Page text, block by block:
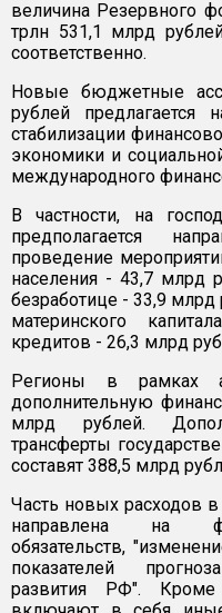
величина Резервного
трлн 531,1 млрд
соответственно.
Новые бюджетные
рублей предлагается
стабилизации
экономики и
международного
В частности, на
предполагается
проведение
населения - 43,7 млрд
безработице - 33,9 млрд
материнского
кредитов - 26,3 млрд
Регионы в рамках
дополнительную
млрд рублей.
трансферты
составят 388,5 млрд
Часть новых расходов
направлена на
обязательств,
показателей
развития РФ". Кроме